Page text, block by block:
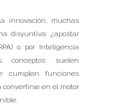
innovación, muchas
disyuntiva: ¿apostar
o por Inteligencia
conceptos suelen
cumplen funciones
en el motor